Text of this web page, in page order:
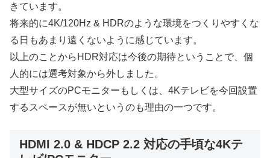
きています。
将来的に4K/120Hz & HDRのような環境をつくりやすくな
る日もあまり遠くないように感じています。
以上のことからHDR対応は今後の期待ということで、個
人的には選考対象から外しました。
大型サイズのPCモニターもしくは、4Kテレビを今回設置
するスペースが無いというのも理由の一つです。
HDMI 2.0 & HDCP 2.2 対応の手頃な4Kテ